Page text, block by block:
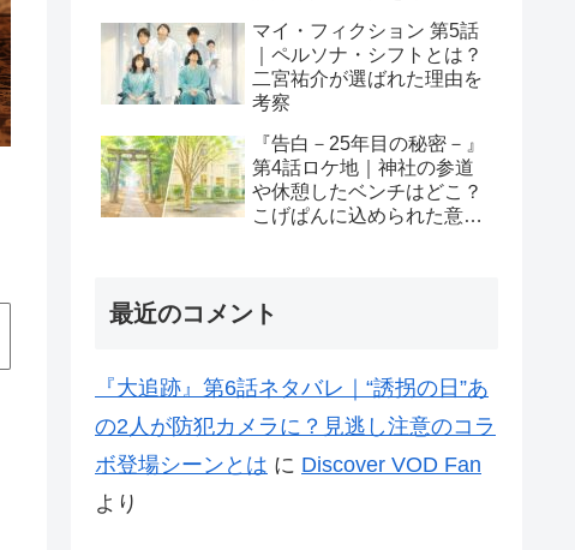
マイ・フィクション 第5話
｜ペルソナ・シフトとは？
二宮祐介が選ばれた理由を
考察
『告白－25年目の秘密－』
第4話ロケ地｜神社の参道
や休憩したベンチはどこ？
こげぱんに込められた意味
最近のコメント
『大追跡』第6話ネタバレ｜“誘拐の日”あ
の2人が防犯カメラに？見逃し注意のコラ
ボ登場シーンとは に Discover VOD Fan
より